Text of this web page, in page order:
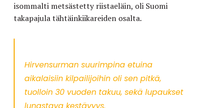
isommalti metsästetty riistaeläin, oli Suomi
takapajula tähtäinkiikareiden osalta.
Hirvensurman suurimpina etuina
aikalaisiin kilpailijoihin oli sen pitkä,
tuolloin 30 vuoden takuu, sekä lupaukset